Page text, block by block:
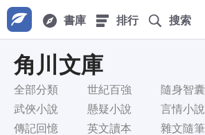
書庫 排行 搜索
角川文庫
全部分類 世紀百強 隨身智囊
武俠小說
懸疑小說 言情小說
傳記回憶
英文讀本 雜文隨筆